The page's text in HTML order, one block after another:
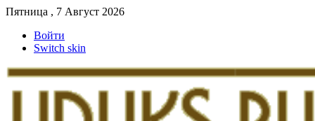
Пятница , 7 Август 2026
Войти
Switch skin